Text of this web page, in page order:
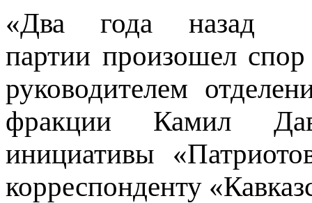
«Два года назад в
партии произошел
руководителем
фракции Камил
инициативы
корреспонденту